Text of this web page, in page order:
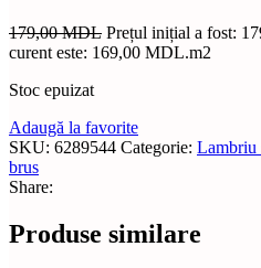
179,00MDL Prețul inițial a fost:
curent este: 169,00 MDL.m2
Stoc epuizat
Adaugă la favorite
SKU: 6289544 Categorie: Lambriu
brus
Share:
Produse similare